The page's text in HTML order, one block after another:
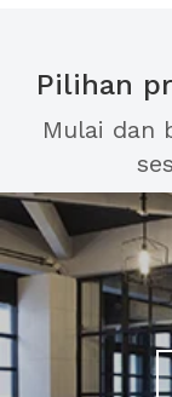
Pilihan
Mulai dan